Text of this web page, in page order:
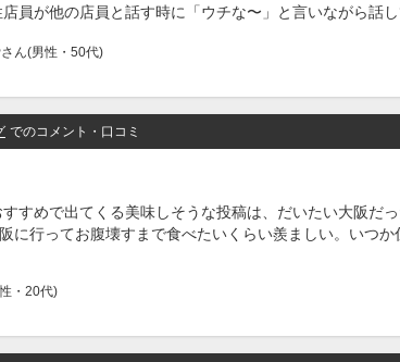
員が他の店員と話す時に「ウチな〜」と言いながら話
さん(男性・50代)
でのコメント・口コミ
すめで出てくる美味しそうな投稿は、だいたい大阪だ
に行ってお腹壊すまで食べたいくらい羨ましい。いつか
・20代)